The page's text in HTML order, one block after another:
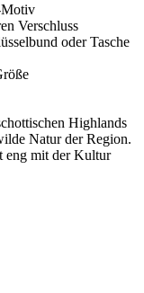
Motiv
Verschluss
oder Tasche
Highlands
Natur der Region.
eng mit der Kultur